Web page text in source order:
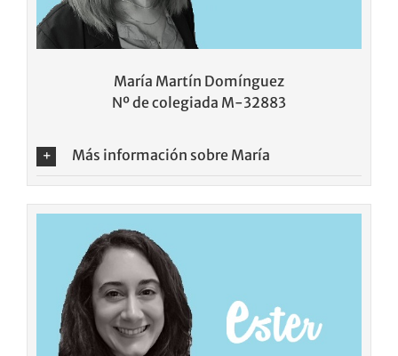
María Martín Domínguez
Nº de colegiada M-32883
Más información sobre María